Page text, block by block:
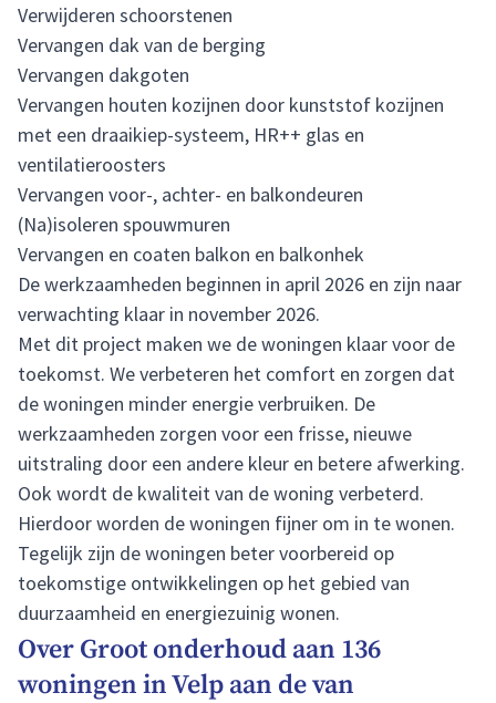
Verwijderen schoorstenen
Vervangen dak van de berging
Vervangen dakgoten
Vervangen houten kozijnen door kunststof kozijnen
met een draaikiep-systeem, HR++ glas en
ventilatieroosters
Vervangen voor-, achter- en balkondeuren
(Na)isoleren spouwmuren
Vervangen en coaten balkon en balkonhek
De werkzaamheden beginnen in april 2026 en zijn naar
verwachting klaar in november 2026.
Met dit project maken we de woningen klaar voor de
toekomst. We verbeteren het comfort en zorgen dat
de woningen minder energie verbruiken. De
werkzaamheden zorgen voor een frisse, nieuwe
uitstraling door een andere kleur en betere afwerking.
Ook wordt de kwaliteit van de woning verbeterd.
Hierdoor worden de woningen fijner om in te wonen.
Tegelijk zijn de woningen beter voorbereid op
toekomstige ontwikkelingen op het gebied van
duurzaamheid en energiezuinig wonen.
Over Groot onderhoud aan 136
woningen in Velp aan de van